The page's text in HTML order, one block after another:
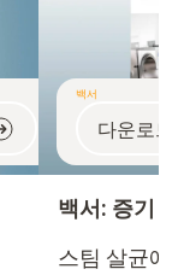
백서
다운로드
백서: 증기
스팀 살균에